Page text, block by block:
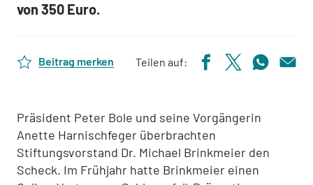
von 350 Euro.
Beitrag merken Teilen auf:
Präsident Peter Bole und seine Vorgängerin
Anette Harnischfeger überbrachten
Stiftungsvorstand Dr. Michael Brinkmeier den
Scheck. Im Frühjahr hatte Brinkmeier einen